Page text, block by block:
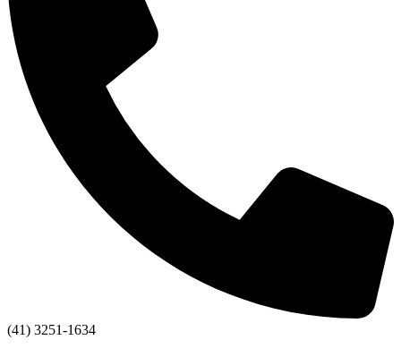
(41) 3251-1634